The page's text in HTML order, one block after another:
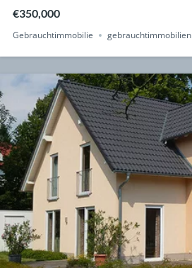
€350,000
Gebrauchtimmobilie gebrauchtimmobilien